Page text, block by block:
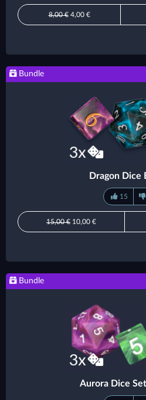
8,00 €4,00 €
Bundle
Dragon Dice
15
15,00 € 10,00 €
Bundle
Aurora Dice